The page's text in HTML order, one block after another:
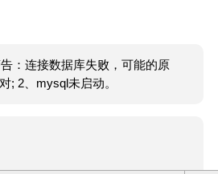
：连接数据库失败，可能的原
; 2、mysql未启动。